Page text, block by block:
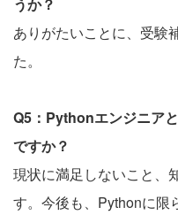
ありがたいことに、受験
た。
Q5：Pythonエンジニア
ですか？
現状に満足しないこと、
す。今後も、Pythonに限